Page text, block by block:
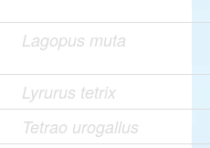
Lagopus muta
Lyrurus tetrix
Tetrao urogallus